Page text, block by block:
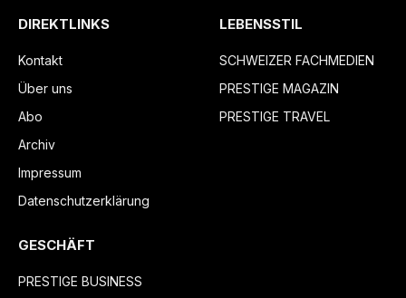
DIREKTLINKS
Kontakt
Über uns
Abo
Archiv
Impressum
Datenschutzerklärung
LEBENSSTIL
SCHWEIZER FACHMEDIEN
PRESTIGE MAGAZIN
PRESTIGE TRAVEL
GESCHÄFT
PRESTIGE BUSINESS